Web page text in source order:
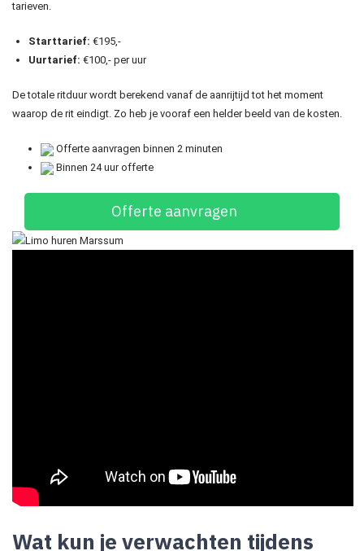
tarieven.
Starttarief: €195,-
Uurtarief: €100,- per uur
De totale ritduur wordt berekend vanaf de aanrijtijd tot het moment
waarop de rit eindigt. Zo heb je vooraf een helder beeld van de kosten.
Offerte aanvragen binnen 2 minuten
Binnen 24 uur offerte
Offerte aanvragen
Wat kun je verwachten tijdens